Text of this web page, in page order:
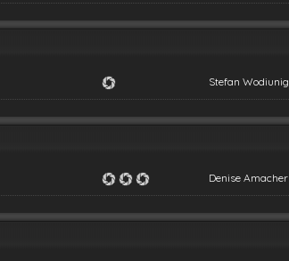
Stefan Wodiunig
Denise Amacher